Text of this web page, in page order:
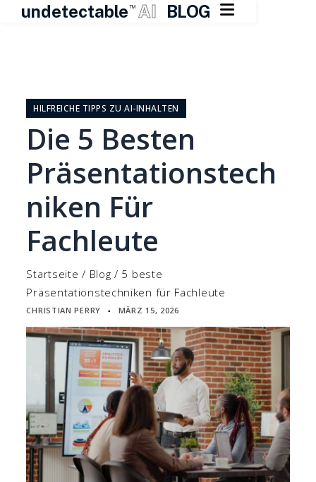
undetectable TM AI BLOG 
springenHILFREICHE TIPPS ZU AI-INHALTEN
Die 5 Besten
Präsentationstech
Niken Für
Fachleute
Startseite / Blog / 5 beste
Präsentationstechniken für Fachleute
CHRISTIAN PERRY ▪ MÄRZ 15, 2026